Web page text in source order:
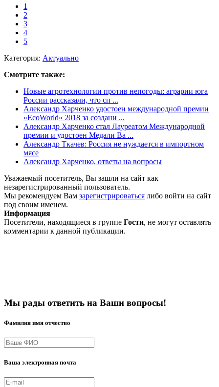
1
2
3
4
5
Категория: Актуально
Смотрите также:
Новые агротехнологии против непогоды: аграрии юга
России рассказали, что сп ...
Александр Харченко удостоен международной премии
«EcoWorld» 2018 за создани ...
Александр Харченко стал Лауреатом Международной
премии и удостоен Медали Ва ...
Александр Ткачев: Россия не нуждается в импортном
мясе
Александр Харченко, ответы на вопросы
Уважаемый посетитель, Вы зашли на сайт как
незарегистрированный пользователь.
Мы рекомендуем Вам зарегистрироваться либо войти на сайт
под своим именем.
Информация
Посетители, находящиеся в группе Гости, не могут оставлять
комментарии к данной публикации.
Мы рады ответить на Ваши вопросы!
Фамилия имя отчество
Ваша электронная почта